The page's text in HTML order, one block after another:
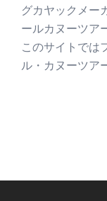
グカヤックメー
ールカヌーツア
このサイトでは
ル・カヌーツア